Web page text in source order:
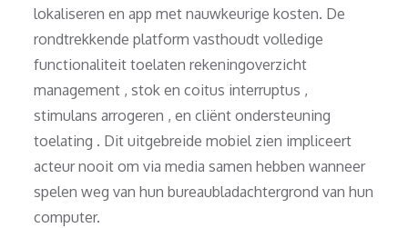
lokaliseren en app met nauwkeurige kosten. De
rondtrekkende platform vasthoudt volledige
functionaliteit toelaten rekeningoverzicht
management , stok en coitus interruptus ,
stimulans arrogeren , en cliënt ondersteuning
toelating . Dit uitgebreide mobiel zien impliceert
acteur nooit om via media samen hebben wanneer
spelen weg van hun bureaubladachtergrond van hun
computer.